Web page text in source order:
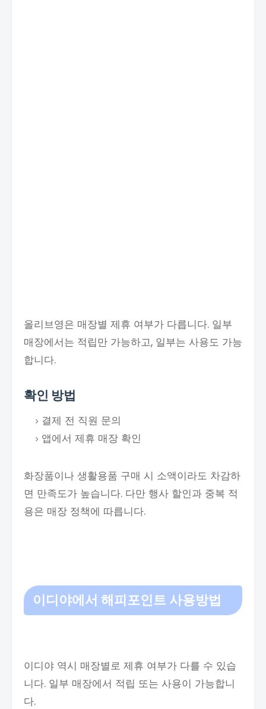
올리브영은 매장별 제휴 여부가 다릅니다. 일부
매장에서는 적립만 가능하고, 일부는 사용도 가능
합니다.
확인 방법
결제 전 직원 문의
앱에서 제휴 매장 확인
화장품이나 생활용품 구매 시 소액이라도 차감하
면 만족도가 높습니다. 다만 행사 할인과 중복 적
용은 매장 정책에 따릅니다.
이디야에서 해피포인트 사용방법
이디야 역시 매장별로 제휴 여부가 다를 수 있습
니다. 일부 매장에서 적립 또는 사용이 가능합니
다.